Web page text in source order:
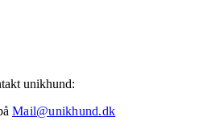
unikhund:
Mail@unikhund.dk